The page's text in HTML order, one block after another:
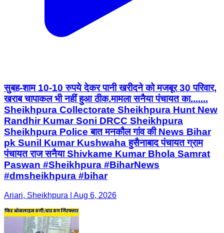
सुबह-शाम 10-10 रुपये देकर पानी खरीदने को मजबूर 30 परिवार,
खराब चापाकल भी नहीं हुआ ठीक.मामला सनैया पंचायत का.......
Sheikhpura Collectorate Sheikhpura Hunt New
Randhir Kumar Soni DRCC Sheikhpura
Sheikhpura Police बात मनकौल गांव की News Bihar
pk Sunil Kumar Kushwaha हुसैनाबाद पंचायत ग्राम
पंचायत राज सनैया Shivkame Kumar Bhola Samrat
Paswan #Sheikhpura #BiharNews
#dmsheikhpura #bihar
Ariari, Sheikhpura | Aug 6, 2026